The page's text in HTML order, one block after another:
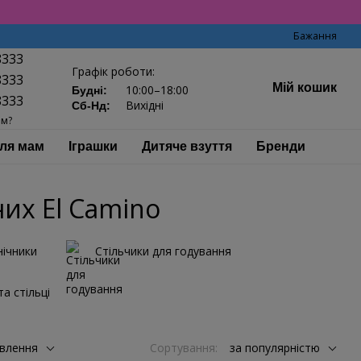
Бажання
Графік роботи:
Будні: 10:00–18:00
Сб-Нд: Вихідні
Мій кошик
мам Іграшки Дитяче взуття Бренди
El Camino
Стільчики для годування
стільці
Сортування: за популярністю